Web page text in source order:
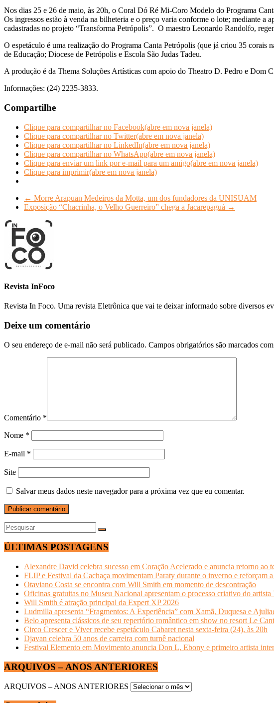
Nos dias 25 e 26 de maio, às 20h, o Coral Dó Ré Mi-Coro Modelo do Programa
Os ingressos estão à venda na bilheteria e o preço varia conforme o lote; mediante a
cadastradas no projeto “Transforma Petrópolis”. O maestro Leonardo Randolfo,
O espetáculo é uma realização do Programa Canta Petrópolis (que já criou 35 corais
de Educação; Diocese de Petrópolis e Escola São Judas Tadeu.
A produção é da Thema Soluções Artísticas com apoio do Theatro D. Pedro e Dom
Informações: (24) 2235-3833.
Compartilhe
Clique para compartilhar no Facebook(abre em nova janela)
Clique para compartilhar no Twitter(abre em nova janela)
Clique para compartilhar no LinkedIn(abre em nova janela)
Clique para compartilhar no WhatsApp(abre em nova janela)
Clique para enviar um link por e-mail para um amigo(abre em nova janela)
Clique para imprimir(abre em nova janela)
← Morre Arapuan Medeiros da Motta, um dos fundadores da UNISUAM
Exposição “Chacrinha, o Velho Guerreiro” chega a Jacarepaguá →
Revista InFoco
Revista In Foco. Uma revista Eletrônica que vai te deixar informado sobre diversos
Deixe um comentário
O seu endereço de e-mail não será publicado. Campos obrigatórios são marcados com
Comentário *
Nome *
E-mail *
Site
Salvar meus dados neste navegador para a próxima vez que eu comentar.
ÚLTIMAS POSTAGENS
Alexandre David celebra sucesso em Coração Acelerado e anuncia retorno ao
FLIP e Festival da Cachaça movimentam Paraty durante o inverno e reforçam
Otaviano Costa se encontra com Will Smith em momento de descontração
Oficinas gratuitas no Museu Nacional apresentam o processo criativo do
Will Smith é atração principal da Expert XP 2026
Ludmilla apresenta “Fragmentos: A Experiência” com Xamã, Duquesa e
Belo apresenta clássicos de seu repertório romântico em show no resort Le
Circo Crescer e Viver recebe espetáculo Cabaret nesta sexta-feira (24), às 20h
Djavan celebra 50 anos de carreira com turnê nacional
Festival Elemento em Movimento anuncia Don L, Ebony e primeiro artista
ARQUIVOS – ANOS ANTERIORES
ARQUIVOS – ANOS ANTERIORES